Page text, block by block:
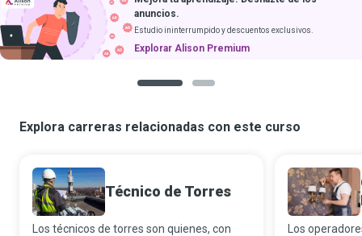
anuncios.
Estudio ininterrumpido y descuentos exclusivos.
Explorar Alison Premium
Explora carreras relacionadas con este curso
Técnico de Torres
Los técnicos de torres son quienes, con
Los